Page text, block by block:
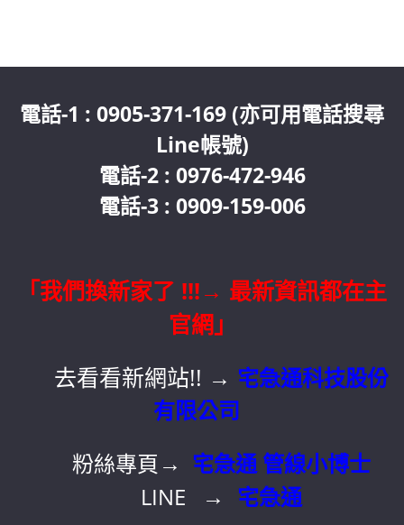
電話-1 : 0905-371-169 (亦可用電話搜尋
Line帳號)
電話-2 : 0976-472-946
電話-3 : 0909-159-006
「我們換新家了 !!!→ 最新資訊都在主
官網」
去看看新網站!! → 宅急通科技股份
有限公司
粉絲專頁 → 宅急通 管線小博士
LINE
→ 宅急通